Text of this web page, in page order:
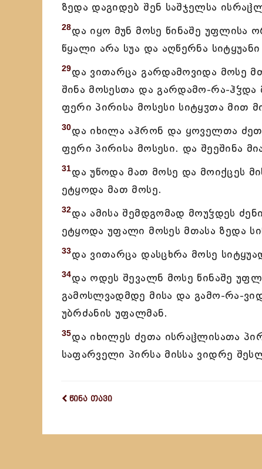
ზედა დაგიდებ შენ საშჯელსა
28და იყო მუნ მოსე წინაშე უფლისა
წყალი არა სუა და აღწერნა
29და ვითარცა გარდამოვიდა მოსე
შინა მოსესთა და გარდამო-რა-
ფერი პირისა მოსესი სიტყჳთა მით
30და იხილა აჰრონ და ყოველთა
ფერი პირისა მოსესი. და შეეშინა
31და უწოდა მათ მოსე და მოიქცეს
ეტყოდა მათ მოსე.
32და ამისა შემდგომად მოუჴდეს
ეტყოდა უფალი მოსეს მთასა ზედა
33და ვითარცა დასცხრა მოსე
34და ოდეს შევალნ მოსე წინაშე
გამოსლვადმდე მისა და გამო-რა-
უბრძანის უფალმან.
35და იხილეს ძეთა ისრაჱლისათა
საფარველი პირსა მისსა ვიდრე
წინა თავი